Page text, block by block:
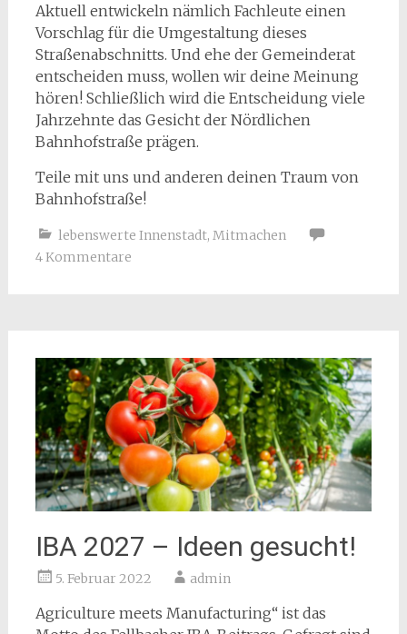
Aktuell entwickeln nämlich Fachleute einen
Vorschlag für die Umgestaltung dieses
Straßenabschnitts. Und ehe der Gemeinderat
entscheiden muss, wollen wir deine Meinung
hören! Schließlich wird die Entscheidung viele
Jahrzehnte das Gesicht der Nördlichen
Bahnhofstraße prägen.
Teile mit uns und anderen deinen Traum von
Bahnhofstraße!
lebenswerte Innenstadt, Mitmachen
4 Kommentare
IBA 2027 – Ideen gesucht!
5. Februar 2022 admin
Agriculture meets Manufacturing“ ist das